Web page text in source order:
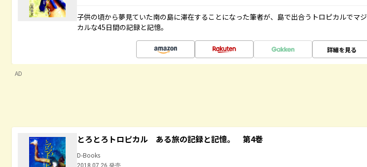
子供の頃から夢見ていた南の島に滞在することになった筆者が、島で出合うトロピカルでマジ
カルな45日間の記録と記憶。
詳細を見る
AD
とろとろトロピカル ある旅の記録と記憶。 第4巻
D-Books
2018.07.26 発売